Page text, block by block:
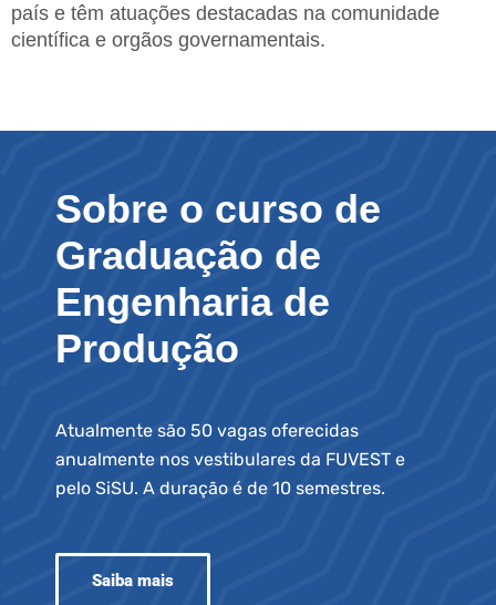
país e têm atuações destacadas na comunidade
científica e orgãos governamentais.
Sobre o curso de
Graduação de
Engenharia de
Produção
Atualmente são 50 vagas oferecidas
anualmente nos vestibulares da FUVEST e
pelo SiSU. A duração é de 10 semestres.
Saiba mais